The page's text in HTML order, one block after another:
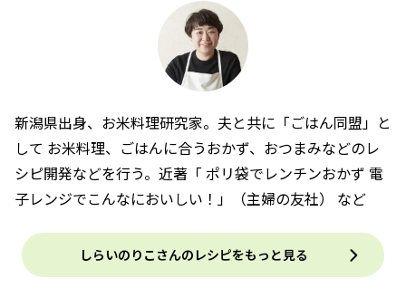
新潟県出身、お米料理研究家。夫と共に「ごはん同盟」と
して お米料理、ごはんに合うおかず、おつまみなどのレ
シピ開発などを行う。近著「 ポリ袋でレンチンおかず 電
子レンジでこんなにおいしい！」（主婦の友社） など
しらいのりこさんのレシピをもっと見る